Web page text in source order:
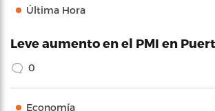
Última Hora
Leve aumento en el PMI en
0
Economía